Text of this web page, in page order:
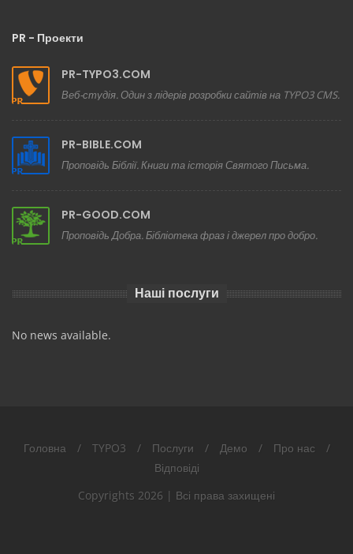
PR - Проекти
PR-TYPO3.COM
Веб-студія. Один з лідерів розробки сайтів на TYPO3 CMS.
PR-BIBLE.COM
Проповідь Біблії. Книги та історія Святого Письма.
PR-GOOD.COM
Проповідь Добра. Бібліотека фраз і джерел про добро.
Наші послуги
No news available.
Головна / TYPO3 / Послуги / Демо / Про нас
/
Відповіді
Copyrights 2026 | Всі права захищені